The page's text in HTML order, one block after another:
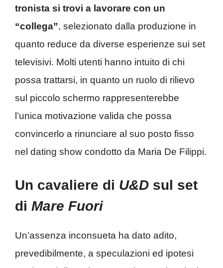
tronista si trovi a lavorare con un
“collega”, selezionato dalla produzione in
quanto reduce da diverse esperienze sui set
televisivi. Molti utenti hanno intuito di chi
possa trattarsi, in quanto un ruolo di rilievo
sul piccolo schermo rappresenterebbe
l’unica motivazione valida che possa
convincerlo a rinunciare al suo posto fisso
nel dating show condotto da Maria De Filippi.
Un cavaliere di U&D sul set
di Mare Fuori
Un’assenza inconsueta ha dato adito,
prevedibilmente, a speculazioni ed ipotesi